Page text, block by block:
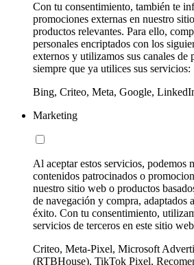
Con tu consentimiento, también te
promociones externas en nuestro
productos relevantes. Para ello,
personales encriptados con los
externos y utilizamos sus canales de
siempre que ya utilices sus servicios:
Bing, Criteo, Meta, Google,
Marketing
Al aceptar estos servicios, podemos
contenidos patrocinados o
nuestro sitio web o productos
de navegación y compra, adaptados
éxito. Con tu consentimiento,
servicios de terceros en este sitio
Criteo, Meta-Pixel, Microsoft
(RTBHouse), TikTok Pixel,